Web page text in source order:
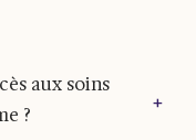
aux soins
?
+